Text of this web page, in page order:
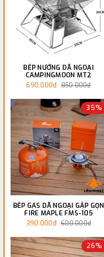
BẾP NƯỚNG DÃ NGOẠI
CAMPINGMOON MT2
690.000₫ 850.000₫
35%
BẾP GAS DÃ NGOẠI GẤP GỌN
FIRE MAPLE FMS-105
390.000₫ 600.000₫
26%